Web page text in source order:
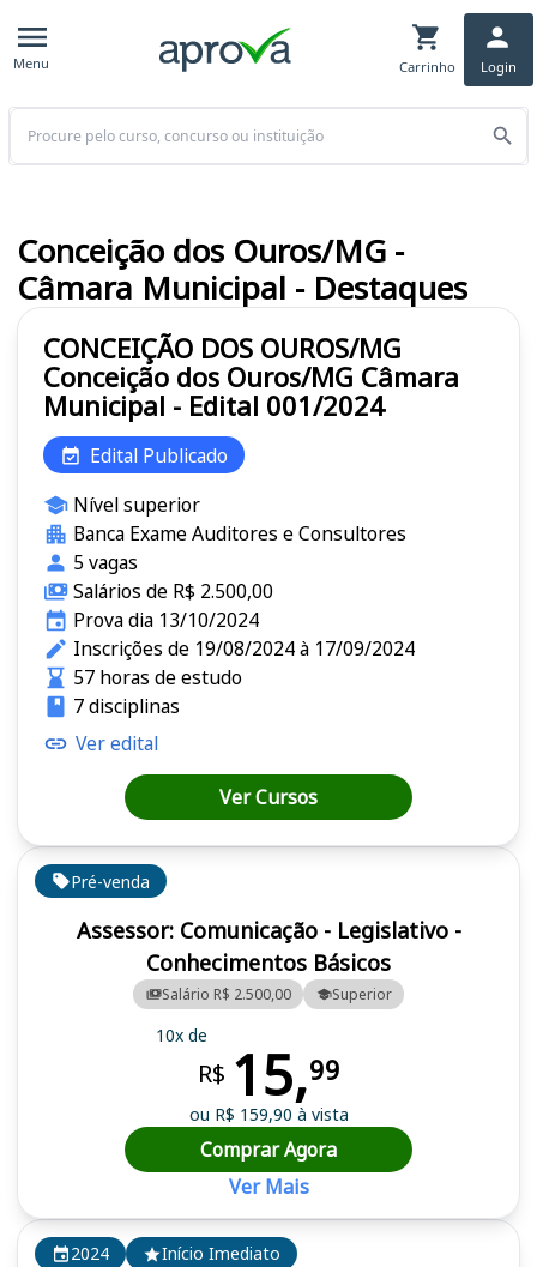
Menu Carrinho Login
Buscar
2024 Início Imediato
Pré-venda
Assessor: Comunicação - Legislativo -
Conhecimentos Básicos
Salário R$ 2.500,00 Superior
10x de
R$ 15,99
ou R$ 159,90 à vista
Comprar Agora
Ver Mais
CONCEIÇÃO DOS OUROS/MG
Conceição dos Ouros/MG Câmara
Municipal - Edital 001/2024
Edital Publicado
Nível superior
Banca Exame Auditores e Consultores
5 vagas
Salários de R$ 2.500,00
Prova dia 13/10/2024
Inscrições de 19/08/2024 à 17/09/2024
57 horas de estudo
7 disciplinas
Ver edital
Ver Cursos
Conceição dos Ouros/MG -
Câmara Municipal - Destaques